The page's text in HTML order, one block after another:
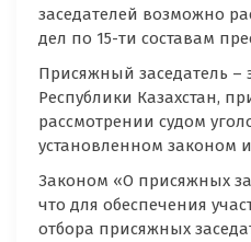
заседателей возможно
дел по 15-ти составам
Присяжный заседатель –
Республики Казахстан,
рассмотрении судом
установленном законом
Законом «О присяжных
что для обеспечения
отбора присяжных